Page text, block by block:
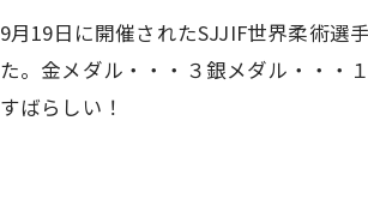
9月19日に開催されたSJJIF世界柔術選
た。金メダル・・・３銀メダル・・・
すばらしい！